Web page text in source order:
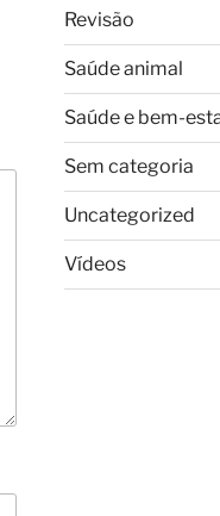
Revisão
Saúde animal
Saúde e bem-
Sem categoria
Uncategorized
Vídeos